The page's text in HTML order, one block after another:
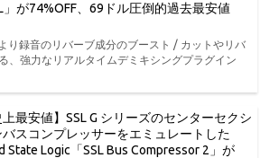
」が74%OFF、69ドル圧倒的過去最安値
り録音のリバーブ成分のブースト / カットやリバ
、強力なリアルタイムデミキシングプラグイン
上最安値】SSL G シリーズのセンターセクシ
バスコンプレッサーをエミュレートした
State Logic「SSL Bus Compressor 2」が